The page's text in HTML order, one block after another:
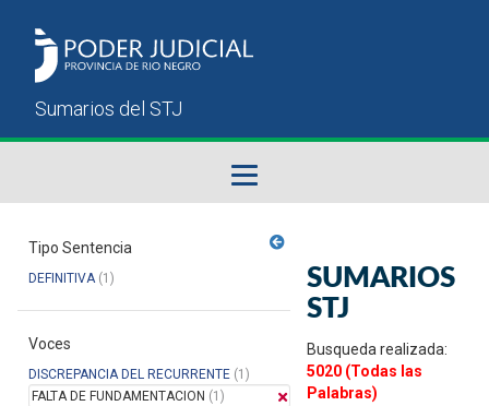
Sumarios del STJ
Manual del Usuario
Tipo Sentencia
DEFINITIVA(1)
Voces
DISCREPANCIA DEL RECURRENTE (1)
FALTA DE FUNDAMENTACION (1)
SUMARIOS
STJ
Busqueda realizada:
5020 (Todas las
Palabras)